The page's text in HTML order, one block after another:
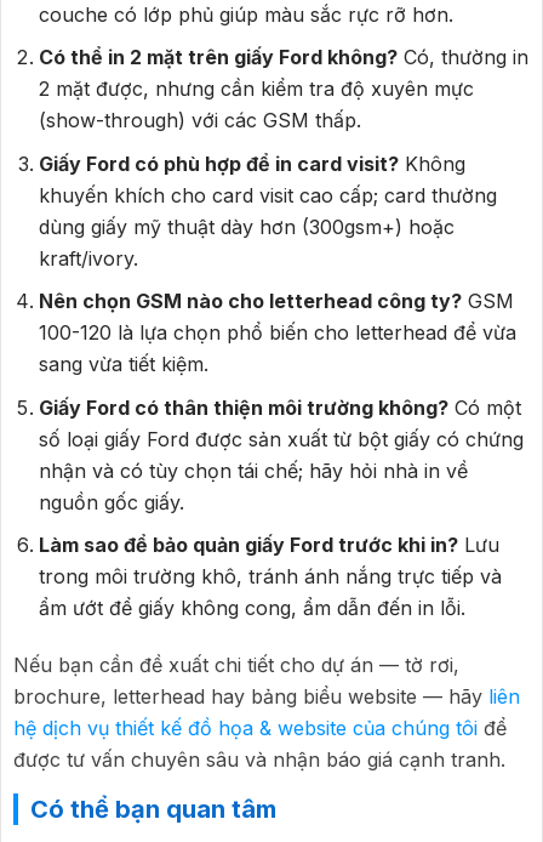
couche có lớp phủ giúp màu sắc rực rỡ hơn.
Có thể in 2 mặt trên giấy Ford không?Có, thường in
2 mặt được, nhưng cần kiểm tra độ xuyên mực
(show-through) với các GSM thấp.
Giấy Ford có phù hợp để in card visit?Không
khuyến khích cho card visit cao cấp; card thường
dùng giấy mỹ thuật dày hơn (300gsm+) hoặc
kraft/ivory.
Nên chọn GSM nào cho letterhead công ty?GSM
100-120 là lựa chọn phổ biến cho letterhead để vừa
sang vừa tiết kiệm.
Giấy Ford có thân thiện môi trường không?Có một
số loại giấy Ford được sản xuất từ bột giấy có chứng
nhận và có tùy chọn tái chế; hãy hỏi nhà in về
nguồn gốc giấy.
Làm sao để bảo quản giấy Ford trước khi in?Lưu
trong môi trường khô, tránh ánh nắng trực tiếp và
ẩm ướt để giấy không cong, ẩm dẫn đến in lỗi.
Nếu bạn cần đề xuất chi tiết cho dự án — tờ rơi,
brochure, letterhead hay bảng biểu website — hãy liên
hệ dịch vụ thiết kế đồ họa & website của chúng tôi để
được tư vấn chuyên sâu và nhận báo giá cạnh tranh.
Có thể bạn quan tâm